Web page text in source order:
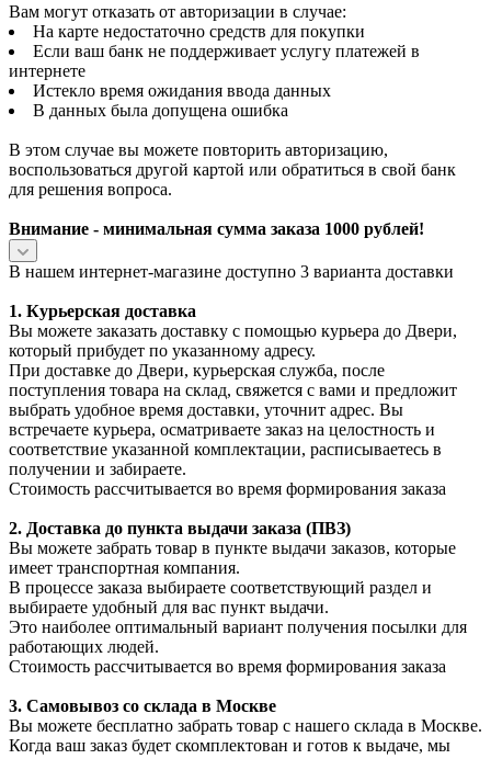
Вам могут отказать от авторизации в случае:
На карте недостаточно средств для покупки
Если ваш банк не поддерживает услугу платежей в
интернете
Истекло время ожидания ввода данных
В данных была допущена ошибка
В этом случае вы можете повторить авторизацию,
воспользоваться другой картой или обратиться в свой банк
для решения вопроса.
Внимание - минимальная сумма заказа 1000 рублей!
В нашем интернет-магазине доступно 3 варианта доставки
1. Курьерская доставка
Вы можете заказать доставку с помощью курьера до Двери,
который прибудет по указанному адресу.
При доставке до Двери, курьерская служба, после
поступления товара на склад, свяжется с вами и предложит
выбрать удобное время доставки, уточнит адрес. Вы
встречаете курьера, осматриваете заказ на целостность и
соответствие указанной комплектации, расписываетесь в
получении и забираете.
Стоимость рассчитывается во время формирования заказа
2. Доставка до пункта выдачи заказа (ПВЗ)
Вы можете забрать товар в пункте выдачи заказов, которые
имеет транспортная компания.
В процессе заказа выбираете соответствующий раздел и
выбираете удобный для вас пункт выдачи.
Это наиболее оптимальный вариант получения посылки для
работающих людей.
Стоимость рассчитывается во время формирования заказа
3. Самовывоз со склада в Москве
Вы можете бесплатно забрать товар с нашего склада в Москве.
Когда ваш заказ будет скомплектован и готов к выдаче, мы